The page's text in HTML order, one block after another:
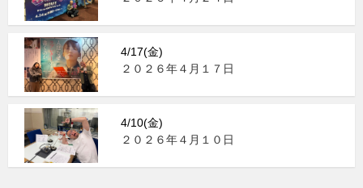
4/17(金)
２０２６年４月１７日
4/10(金)
２０２６年４月１０日